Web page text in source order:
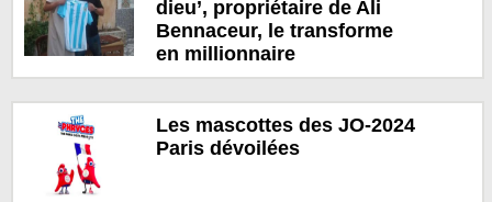
dieu’, propriétaire de Ali
Bennaceur, le transforme
en millionnaire
Les mascottes des JO-2024
Paris dévoilées